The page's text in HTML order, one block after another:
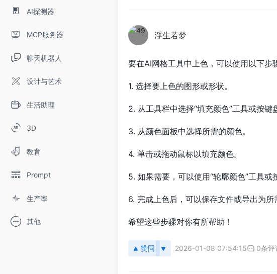
AI探测器
MCP服务器
聊天机器人
设计与艺术
生活助理
3D
教育
Prompt
生产率
其他
浮生若梦
要在AI网格工具中上色，可以使用以下步
1. 选择要上色的图形或形状。
2. 从工具栏中选择“填充颜色”工具或按键
3. 从颜色面板中选择所需的颜色。
4. 单击或拖动鼠标以填充颜色。
5. 如果需要，可以使用“轮廓颜色”工具或
6. 完成上色后，可以保存文件或导出为所
希望这些步骤对你有所帮助！
赞同 2026-01-08 07:54:15 0条评